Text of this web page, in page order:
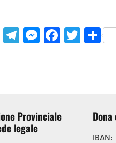
WhatsApp
Telegram
Messenger
Provinciale
legale
Dona
IBAN: